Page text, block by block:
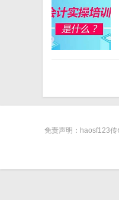
免责声明：haosf123